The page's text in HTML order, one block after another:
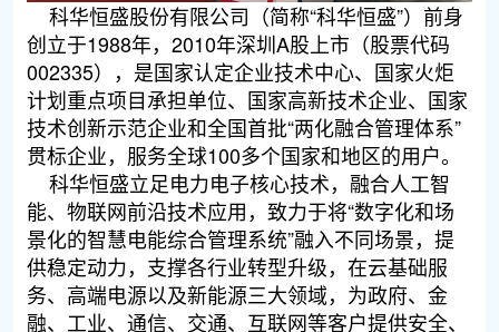
科华恒盛股份有限公司（简称“科华恒盛”）前身
创立于1988年，2010年深圳A股上市（股票代码
002335），是国家认定企业技术中心、国家火炬
计划重点项目承担单位、国家高新技术企业、国家
技术创新示范企业和全国首批“两化融合管理体系”
贯标企业，服务全球100多个国家和地区的用户。
科华恒盛立足电力电子核心技术，融合人工智
能、物联网前沿技术应用，致力于将“数字化和场
景化的智慧电能综合管理系统”融入不同场景，提
供稳定动力，支撑各行业转型升级，在云基础服
务、高端电源以及新能源三大领域，为政府、金
融、工业、通信、交通、互联网等客户提供安全、